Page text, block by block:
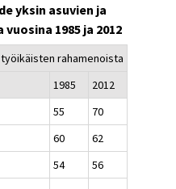
yksin asuvien ja
1985 ja 2012
rahamenoista
1985
2012
55
70
60
62
54 56